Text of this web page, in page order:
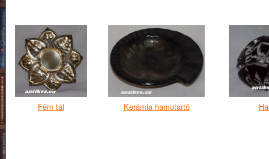
Fém tál Kerámia hamutartó